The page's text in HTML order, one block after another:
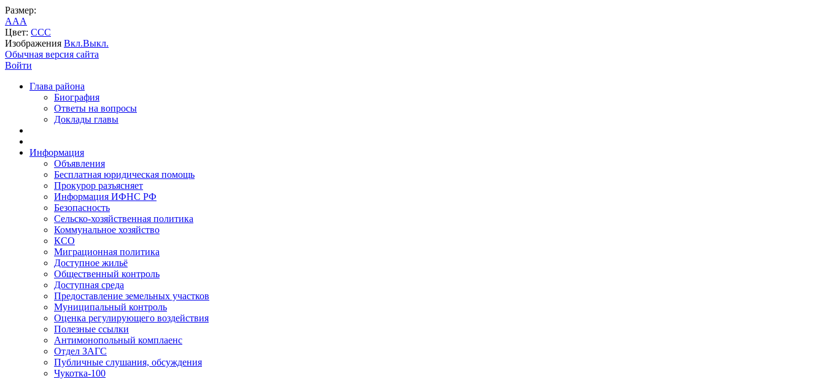
Размер:
AAA
Цвет: CCC
Изображения Вкл.Выкл.
Обычная версия сайта
Войти
Глава района
Биография
Ответы на вопросы
Доклады главы
Информация
Объявления
Бесплатная юридическая помощь
Прокурор разъясняет
Информация ИФНС РФ
Безопасность
Сельско-хозяйственная политика
Коммунальное хозяйство
КСО
Миграционная политика
Доступное жильё
Общественный контроль
Доступная среда
Предоставление земельных участков
Муниципальный контроль
Оценка регулирующего воздействия
Полезные ссылки
Антимонопольный комплаенс
Отдел ЗАГС
Публичные слушания, обсуждения
Чукотка-100